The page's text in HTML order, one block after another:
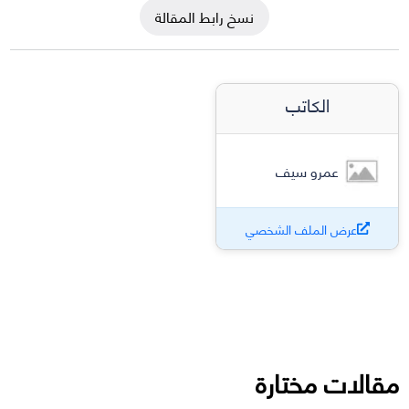
نسخ رابط المقالة
الكاتب
عمرو سيف
عرض الملف الشخصي
مقالات مختارة